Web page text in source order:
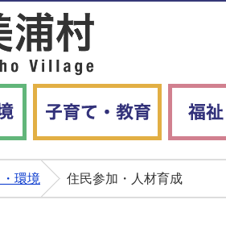
環境 住民参加・人材育成